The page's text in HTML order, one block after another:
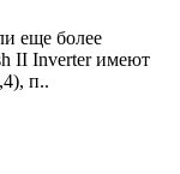
еще более
II Inverter имеют
п..